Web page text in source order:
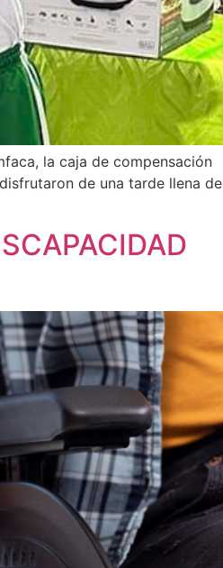
la caja de compensación
de una tarde llena de